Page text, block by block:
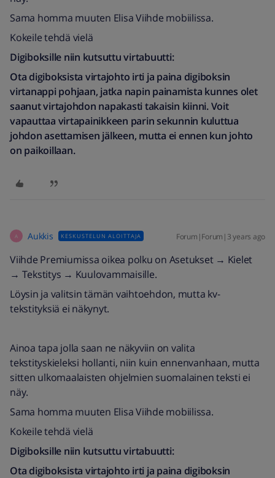
Sama homma muuten Elisa Viihde mobiilissa.
Kokeile tehdä vielä
Digiboksille niin kutsuttu virtabuutti:
Ota digiboksista virtajohto irti ja paina digiboksin
virtanappi pohjaan, jatka napin painamista kunnes olet
saanut virtajohdon napakasti takaisin kiinni. Voit
vapauttaa virtapainikkeen parin sekunnin kuluttua
johdon asettamisen jälkeen, mutta ei ennen kun johto
on paikoillaan.
A Aukkis KESKUSTELUN ALOITTAJA Forum|Forum|3 years ago
Viihde Premiumissa oikea polku on Asetukset → Kielet
→ Tekstitys → Kuulovammaisille.
Löysin ja valitsin tämän vaihtoehdon, mutta kv-
tekstityksiä ei näkynyt.
Ainoa tapa jolla saan ne näkyviin on valita
tekstityskieleksi hollanti, niin kuin ennenvanhaan, mutta
sitten ulkomaalaisten ohjelmien suomalainen teksti ei
näy.
Sama homma muuten Elisa Viihde mobiilissa.
Kokeile tehdä vielä
Digiboksille niin kutsuttu virtabuutti:
Ota digiboksista virtajohto irti ja paina digiboksin